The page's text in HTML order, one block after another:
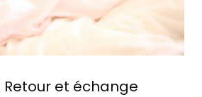
Retour et échange